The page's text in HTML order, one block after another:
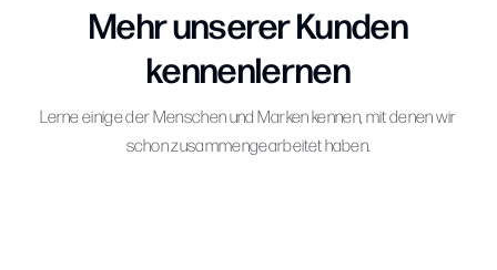
Mehr unserer Kunden
kennenlernen
Lerne einige der Menschen und Marken kennen, mit denen wir
schon zusammengearbeitet haben.